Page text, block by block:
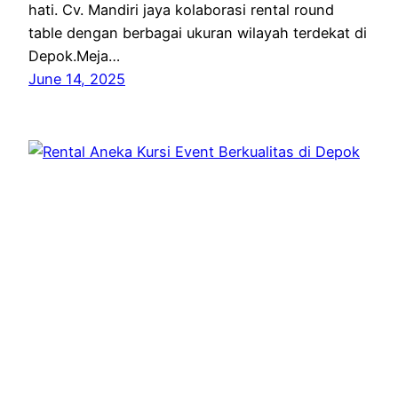
hati. Cv. Mandiri jaya kolaborasi rental round
table dengan berbagai ukuran wilayah terdekat di
Depok.Meja…
June 14, 2025